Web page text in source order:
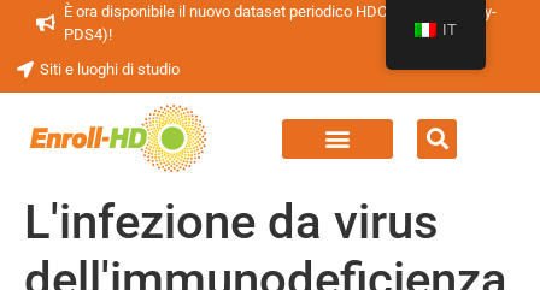
È ora disponibile il nuovo dataset periodico HDClarity (HDClarity-
PDS4)!
Siti e luoghi di studio
L'infezione da virus
IT